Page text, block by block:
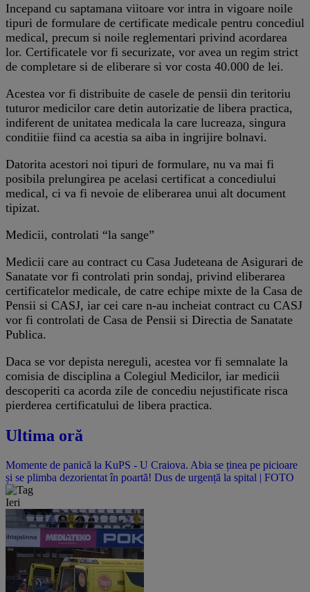
Incepand cu saptamana viitoare vor intra in vigoare noile
tipuri de formulare de certificate medicale pentru concediul
medical, precum si noile reglementari privind acordarea
lor. Certificatele vor fi securizate, vor avea un regim strict
de completare si de eliberare si vor costa 40.000 de lei.
Acestea vor fi distribuite de casele de pensii din teritoriu
tuturor medicilor care detin autorizatie de libera practica,
indiferent de unitatea medicala la care lucreaza, singura
conditiie fiind ca acestia sa aiba in ingrijire bolnavi.
Datorita acestori noi tipuri de formulare, nu va mai fi
posibila prelungirea pe acelasi certificat a concediului
medical, ci va fi nevoie de eliberarea unui alt document
tipizat.
Medicii, controlati “la sange”
Medicii care au contract cu Casa Judeteana de Asigurari de
Sanatate vor fi controlati prin sondaj, privind eliberarea
certificatelor medicale, de catre echipe mixte de la Casa de
Pensii si CASJ, iar cei care n-au incheiat contract cu CASJ
vor fi controlati de Casa de Pensii si Directia de Sanatate
Publica.
Daca se vor depista nereguli, acestea vor fi semnalate la
comisia de disciplina a Colegiul Medicilor, iar medicii
descoperiti ca acorda zile de concediu nejustificate risca
pierderea certificatului de libera practica.
Ultima oră
Momente de panică la KuPS - U Craiova. Abia se ținea pe picioare
și se plimba dezorientat în poartă! Dus de urgență la spital | FOTO
Ieri